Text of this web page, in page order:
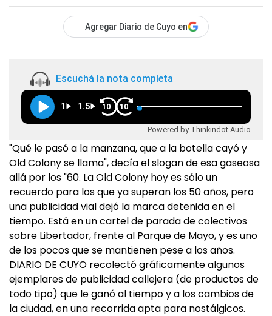
Agregar Diario de Cuyo en
Escuchá la nota completa
1 1.5 10 10
Powered by Thinkindot Audio
"Qué le pasó a la manzana, que a la botella cayó y
Old Colony se llama", decía el slogan de esa gaseosa
allá por los "60. La Old Colony hoy es sólo un
recuerdo para los que ya superan los 50 años, pero
una publicidad vial dejó la marca detenida en el
tiempo. Está en un cartel de parada de colectivos
sobre Libertador, frente al Parque de Mayo, y es uno
de los pocos que se mantienen pese a los años.
DIARIO DE CUYO recolectó gráficamente algunos
ejemplares de publicidad callejera (de productos de
todo tipo) que le ganó al tiempo y a los cambios de
la ciudad, en una recorrida apta para nostálgicos.